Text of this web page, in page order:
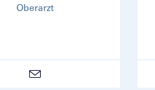
Oberarzt